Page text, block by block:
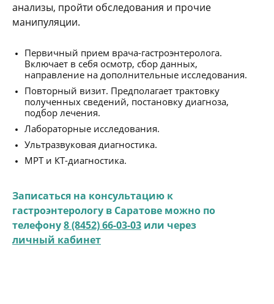
анализы, пройти обследования и прочие
манипуляции.
Первичный прием врача-гастроэнтеролога.
Включает в себя осмотр, сбор данных,
направление на дополнительные исследования.
Повторный визит. Предполагает трактовку
полученных сведений, постановку диагноза,
подбор лечения.
Лабораторные исследования.
Ультразвуковая диагностика.
МРТ и КТ-диагностика.
Записаться на консультацию к
гастроэнтерологу в Саратове можно по
телефону8 (8452) 66-03-03 или через
личный кабинет